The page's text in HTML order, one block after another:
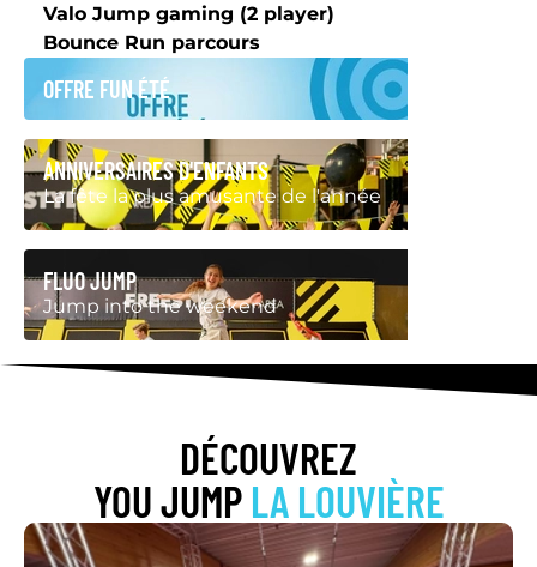
Valo Jump gaming (2 player)
Bounce Run parcours
OFFRE FUN ÉTÉ
ANNIVERSAIRES D'ENFANTS
La fête la plus amusante de l'année
FLUO JUMP
Jump into the weekend
DÉCOUVREZ
YOU JUMP LA LOUVIÈRE